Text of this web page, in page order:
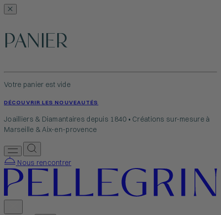
PANIER
Votre panier est vide
DÉCOUVRIR LES NOUVEAUTÉS
Joailliers & Diamantaires depuis 1840 • Créations sur-mesure à
Marseille & Aix-en-provence
Nous rencontrer